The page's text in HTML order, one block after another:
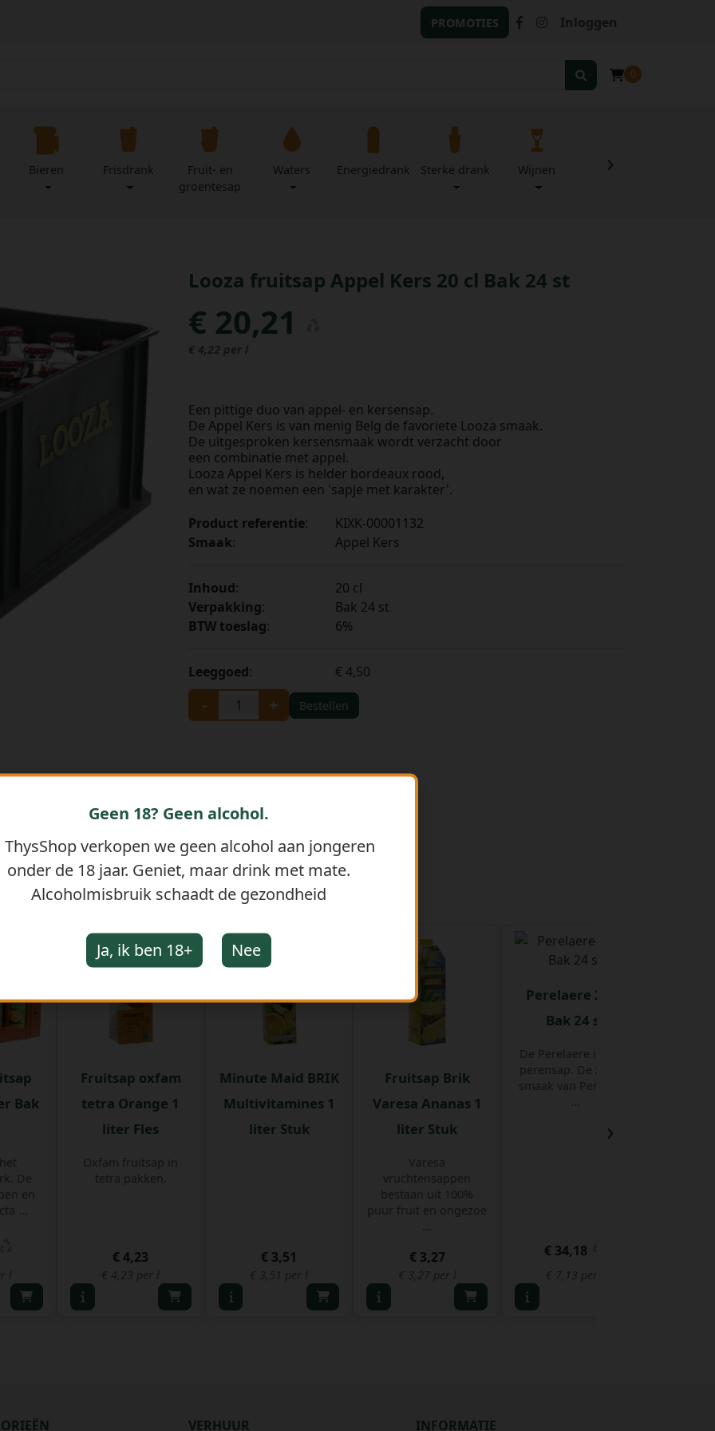
PROMOTIES Inloggen
0
Bieren Frisdrank
Fruit- en
groentesap
Waters Energiedrank Sterke drank Wijnen Zuivel
›
Looza fruitsap Appel Kers 20 cl Bak 24 st
€ 20,21
€ 4,22 per l
Een pittige duo van appel- en kersensap.
De Appel Kers is van menig Belg de favoriete Looza smaak.
De uitgesproken kersensmaak wordt verzacht door
een combinatie met appel.
Looza Appel Kers is helder bordeaux rood,
en wat ze noemen een 'sapje met karakter'.
Product referentie:
KIXK-00001132
Smaak: Appel Kers
Inhoud:
20 cl
Verpakking:
Bak 24 st
BTW toeslag: 6%
Leeggoed: € 4,50
- + Bestellen
GERELATEERDE PRODUCTEN
Bak
De
en
...
l
Fruitsap oxfam
tetra Orange 1
liter Fles
Oxfam fruitsap in
tetra pakken.
€ 4,23
€ 4,23 per l
Minute Maid BRIK
Multivitamines 1
liter Stuk
€ 3,51
€ 3,51 per l
Fruitsap Brik
Varesa Ananas 1
liter Stuk
Varesa
vruchtensappen
bestaan uit 100%
puur fruit en ongezoe
€ 3,27
€ 3,27 per l
Perelaere 20 cl
Bak 24 st
De Perelaere is puur
perensap. De zachte
smaak van Perelaere
€ 34,18
€ 7,13 per l
›
VERHUUR INFORMATIE
Geen 18? Geen alcohol.
ThysShop verkopen we geen alcohol aan jongeren
onder de 18 jaar. Geniet, maar drink met mate.
Alcoholmisbruik schaadt de gezondheid
Ja, ik ben 18+ Nee